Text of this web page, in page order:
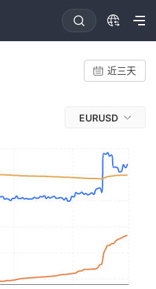
近三天
EURUSD